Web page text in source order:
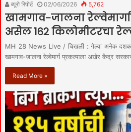
ब्यूरो रिपोर्ट 02/06/2026 5,762
खामगाव-जालना
असेल १६२ किलोमीटरचा
MH 28 News Live / चिखली : गेल्या अनेक
खामगाव-जालना रेल्वेमार्ग प्रकल्पाला अखेर केंद्र
Read More »